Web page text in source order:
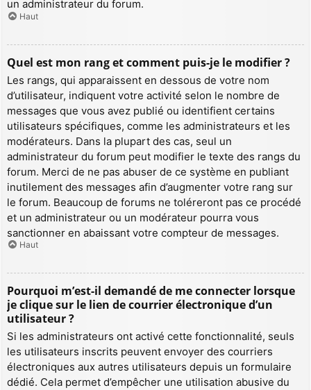
un administrateur du forum.
Haut
Quel est mon rang et comment puis-je le modifier ?
Les rangs, qui apparaissent en dessous de votre nom
d’utilisateur, indiquent votre activité selon le nombre de
messages que vous avez publié ou identifient certains
utilisateurs spécifiques, comme les administrateurs et les
modérateurs. Dans la plupart des cas, seul un
administrateur du forum peut modifier le texte des rangs du
forum. Merci de ne pas abuser de ce système en publiant
inutilement des messages afin d’augmenter votre rang sur
le forum. Beaucoup de forums ne toléreront pas ce procédé
et un administrateur ou un modérateur pourra vous
sanctionner en abaissant votre compteur de messages.
Haut
Pourquoi m’est-il demandé de me connecter lorsque
je clique sur le lien de courrier électronique d’un
utilisateur ?
Si les administrateurs ont activé cette fonctionnalité, seuls
les utilisateurs inscrits peuvent envoyer des courriers
électroniques aux autres utilisateurs depuis un formulaire
dédié. Cela permet d’empêcher une utilisation abusive du